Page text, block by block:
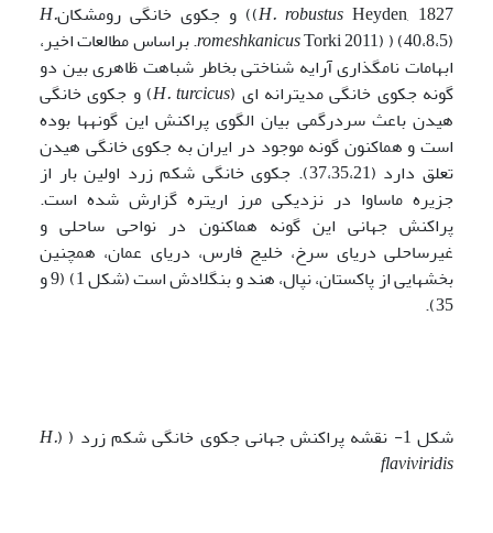
H. robustus Heyden, 1827)) و جکوی خانگی رومشکان
H.
romeshkanicusTorki 2011) ) (40،8،5). براساس مطالعات اخیر،
ابهامات نامگذاری آرایه شناختی بخاطر شباهت ظاهری بین دو
گونه جکوی خانگی مدیترانه ای (H. turcicus) و جکوی خانگی
هی­دن باعث سردرگمی بیان الگوی پراکنش این گونه­ها بوده
است و هم­اکنون گونه موجود در ایران به جکوی خانگی هی­دن
تعلق دارد (37،35،21). جکوی خانگی شکم زرد اولین بار از
جزیره ماساوا در نزدیکی مرز اریتره گزارش شده است.
پراکنش جهانی این گونه هم­اکنون در نواحی ساحلی و
غیرساحلی دریای سرخ، خلیج فارس، دریای عمان، همچنین
بخش­هایی از پاکستان، نپال، هند و بنگلادش است (شکل 1) (9 و
35).
شکل 1- نقشه پراکنش جهانی جکوی خانگی شکم زرد ( (
H.
flaviviridis